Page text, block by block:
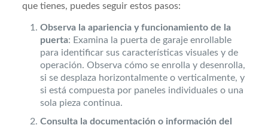
que tienes, puedes seguir estos pasos:
Observa la apariencia y funcionamiento de la
puerta: Examina la puerta de garaje enrollable
para identificar sus características visuales y de
operación. Observa cómo se enrolla y desenrolla,
si se desplaza horizontalmente o verticalmente, y
si está compuesta por paneles individuales o una
sola pieza continua.
Consulta la documentación o información del